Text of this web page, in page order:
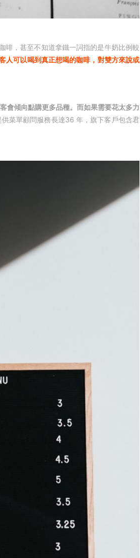
，甚至不知道拿鐵一詞指的是牛奶比例較
人可以喝到真正想喝的咖啡，對雙方來說或
會傾向點購更多品種。而如果需要花太多力
供菜單顧問服務長達36 年，旗下客戶包含君